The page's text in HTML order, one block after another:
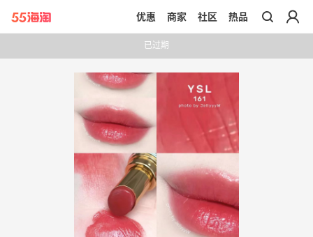
带你去官网买正品
优惠 商家 社区 热品
已过期